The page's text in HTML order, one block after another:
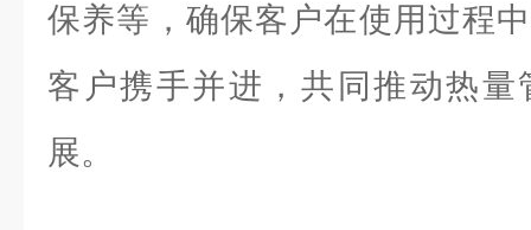
保养等，确保客户在使用过程
客户携手并进，共同推动热
展。